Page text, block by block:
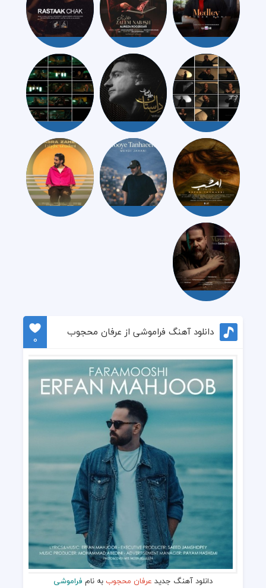
دانلود آهنگ فراموشی از عرفان محجوب
0
دانلود آهنگ جدید عرفان محجوب به نام فراموشی